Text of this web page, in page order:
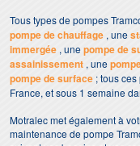
Tous types de pompes
pompe de chauffage , une
immergée , unepompe de
assainissement , une
pompe de surface ; tous
France, et sous 1 semaine
Motralec met également à
maintenance de pompe